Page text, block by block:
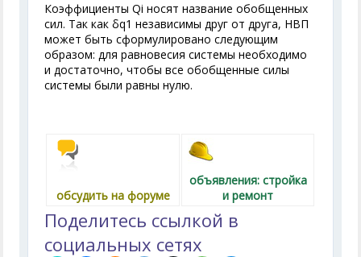
Коэффициенты Qi носят название обобщенных
сил. Так как δq1 независимы друг от друга, НВП
может быть сформулировано следующим
образом: для равновесия системы необходимо
и достаточно, чтобы все обобщенные силы
системы были равны нулю.
обсудить на форуме
объявления: стройка
и ремонт
Поделитесь ссылкой в
социальных сетях